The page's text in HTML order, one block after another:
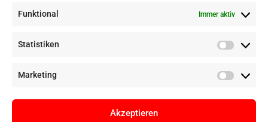
Funktional Immer aktiv
Statistiken
Marketing
Akzeptieren